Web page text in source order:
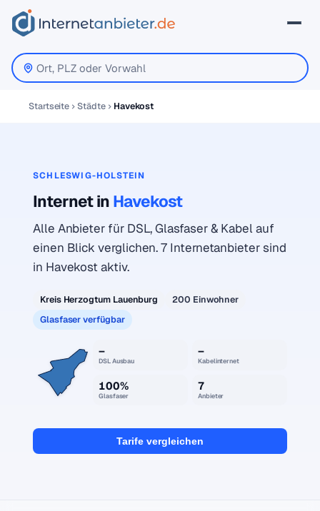
Startseite Städte Havekost
SCHLESWIG-HOLSTEIN
Internet in Havekost
Alle Anbieter für DSL, Glasfaser & Kabel auf
einen Blick verglichen. 7 Internetanbieter sind
in Havekost aktiv.
Kreis Herzogtum Lauenburg
200 Einwohner
Glasfaser verfügbar
–
DSL Ausbau
–
Kabelinternet
100%
Glasfaser
7
Anbieter
Tarife vergleichen